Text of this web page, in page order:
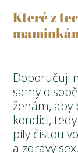
Které z
Doporučuji
samy o
ženám, aby
kondici,
pily čistou
a zdravý